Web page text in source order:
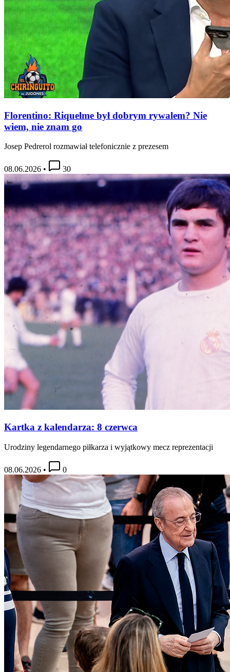
Florentino: Riquelme był dobrym rywalem? Nie
wiem, nie znam go
Josep Pedrerol rozmawiał telefonicznie z prezesem
08.06.2026 • 30
Kartka z kalendarza: 8 czerwca
Urodziny legendarnego piłkarza i wyjątkowy mecz reprezentacji
08.06.2026 • 0